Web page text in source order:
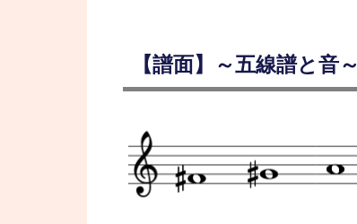
【譜面】～五線譜と音～